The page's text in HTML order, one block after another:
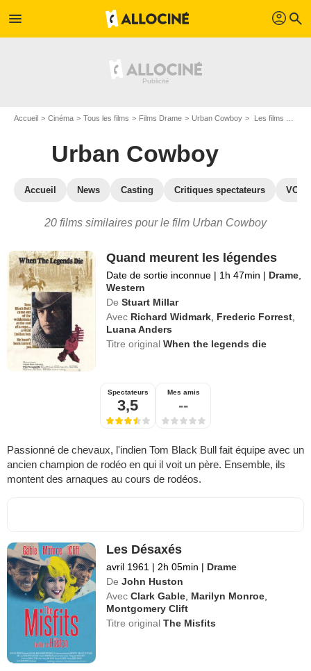
menu profil search
Accueil Cinéma Tous les films Films Drame Urban Cowboy Les films similaires à "Urban Cowboy"
Urban Cowboy
Accueil News Casting Critiques spectateurs VOD
20 films similaires pour le film Urban Cowboy
Quand meurent les légendes
Date de sortie inconnue | 1h 47min | Drame
Western
De Stuart Millar
Avec Richard Widmark Frederic Forrest
Luana Anders
Titre originalWhen the legends die
Spectateurs
3,5
Mes amis
--
Passionné de chevaux, l'indien Tom Black Bull fait équipe avec un
ancien champion de rodéo en qui il voit un père. Ensemble, ils
montent des arnaques au cours de rodéos.
Les Désaxés
avril 1961 | 2h 05min | Drame
De John Huston
Avec Clark Gable Marilyn Monroe
Montgomery Clift
Titre originalThe Misfits